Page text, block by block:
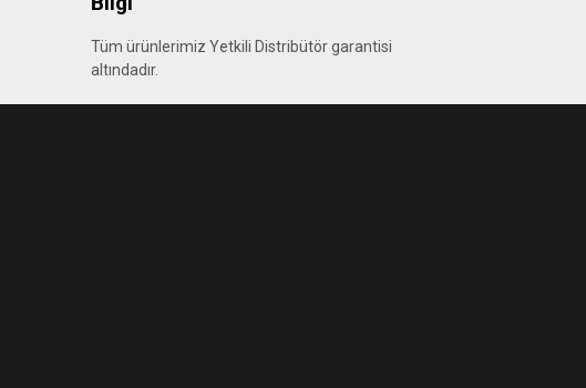
Tüm ürünlerimiz Yetkili Distribütör garantisi
altındadır.